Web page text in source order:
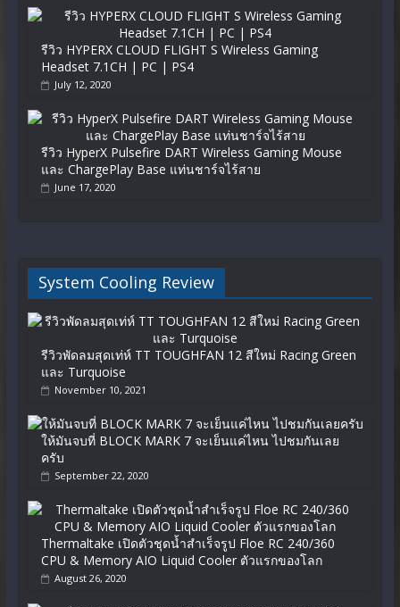
รีวิว HYPERX CLOUD FLIGHT S Wireless Gaming
Headset 7.1CH | PC | PS4
July 12, 2020
รีวิว HyperX Pulsefire DART Wireless Gaming Mouse
และ ChargePlay Base แท่นชาร์จไร้สาย
June 17, 2020
System Cooling Review
รีวิวพัดลมสุดเท่ห์ TT TOUGHFAN 12 สีใหม่ Racing Green
และ Turquoise
November 10, 2021
ให้มันจบที่ BLOCK MARK 7 จะเย็นแค่ไหน ไปชมกันเลย
ครับ
September 22, 2020
Thermaltake เปิดตัวชุดน้ำสำเร็จรูป Floe RC 240/360
CPU & Memory AIO Liquid Cooler ตัวแรกของโลก
August 26, 2020